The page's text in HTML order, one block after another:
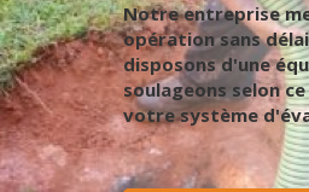
Notre entreprise
opération sans
disposons d'une
soulageons selon
votre système